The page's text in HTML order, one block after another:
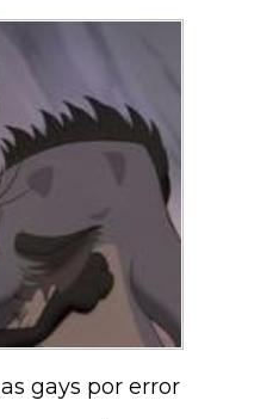
gays por error